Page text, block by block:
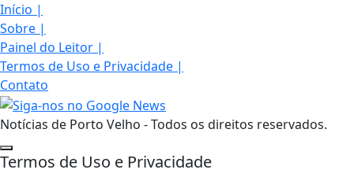
Início |
Sobre |
Painel do Leitor |
Termos de Uso e Privacidade |
Contato
Notícias de Porto Velho - Todos os direitos reservados.
Termos de Uso e Privacidade